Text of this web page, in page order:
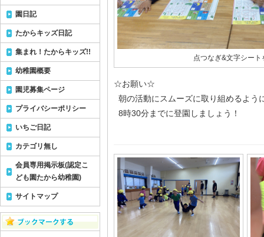
点つなぎ&文字シート
☆お願い☆
朝の活動にスムーズに取り組めるよう
8時30分までに登園しましょう！
園日記
たからキッズ日記
集まれ！たからキッズ!!
幼稚園概要
園児募集ページ
プライバシーポリシー
いちご日記
カテゴリ無し
会員専用掲示板(認定こ
ども園たから幼稚園)
サイトマップ